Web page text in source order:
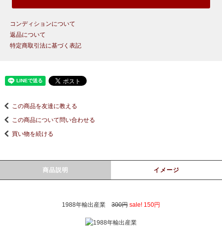
コンディションについて
返品について
特定商取引法に基づく表記
この商品を友達に教える
この商品について問い合わせる
買い物を続ける
商品説明 イメージ
1988年輸出産業 300円 sale! 150円